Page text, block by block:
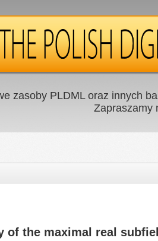
zasoby PLDML oraz innych
Zapraszamy
of the maximal real